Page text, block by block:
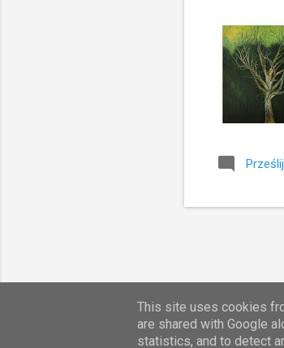
This site uses cookies
are shared with Google
statistics, and to detect